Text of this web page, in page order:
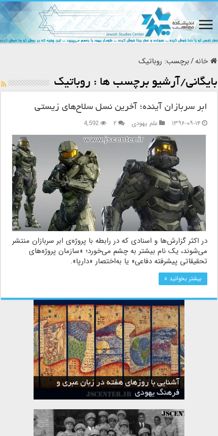
خانه/برچسب: روباتیک
بایگانی/آرشیو برچسب ها : روباتیک
ابر سربازان آینده؛ آخرین نسل سلاح‌های زیستی
۱۳۹۶-۰۹-۱۴
علم یهودی ۲ 4,592
در اکثر گزارش‌ها و اسنادی که در رابطه با پروژه‌ی ابر سربازان منتشر
می‌شوند، یک نام بیشتر به چشم می‌خورد؛ «سازمان پروژه‌های
تحقیقاتی پیشرفته دفاعی» یا به‌اختصار «دارپا».
بیشتر بخوانید »
آشنایی با روزهای هفته در زبان عبری و
فرهنگ یهودی
ماه نیسان در تقویم عبری و میراث یهود
تقویم عبری
ماه شواط در تقویم عبری و میراث یهود
ماه طوت در تقویم عبری و میراث یهود
ماه حشوان در تقویم عبری و میراث یهود
ماه تیشری در تقویم عبری و میراث یهود
ماه الول در تقویم عبری و میراث یهود